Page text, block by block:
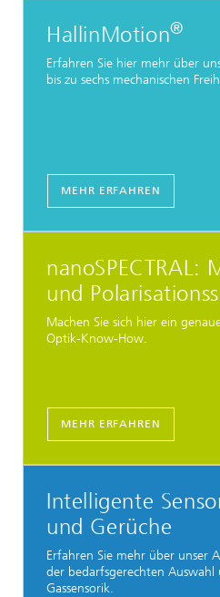
HallinMotion®
Erfahren Sie hier mehr über
bis zu sechs mechanischen
MEHR ERFAHREN
nanoSPECTRAL:
und
Machen Sie sich hier ein
Optik-Know-How.
MEHR ERFAHREN
Intelligente
und Gerüche
Erfahren Sie mehr über unser
der bedarfsgerechten Auswahl
Gassensorik.